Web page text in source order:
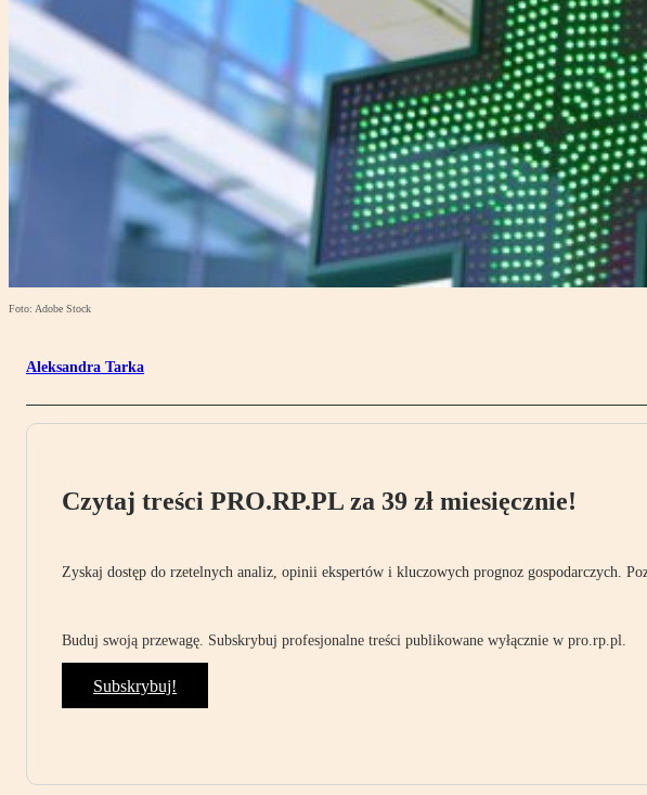
Foto: Adobe Stock
Aleksandra Tarka
Czytaj treści PRO.RP.PL za 39 zł miesięcznie!
Zyskaj dostęp do rzetelnych analiz, opinii ekspertów i kluczowych prognoz gospodarczych.
Buduj swoją przewagę. Subskrybuj profesjonalne treści publikowane wyłącznie w pro.rp.pl.
Subskrybuj!